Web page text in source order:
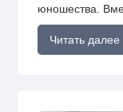
юношества.
Читать далее